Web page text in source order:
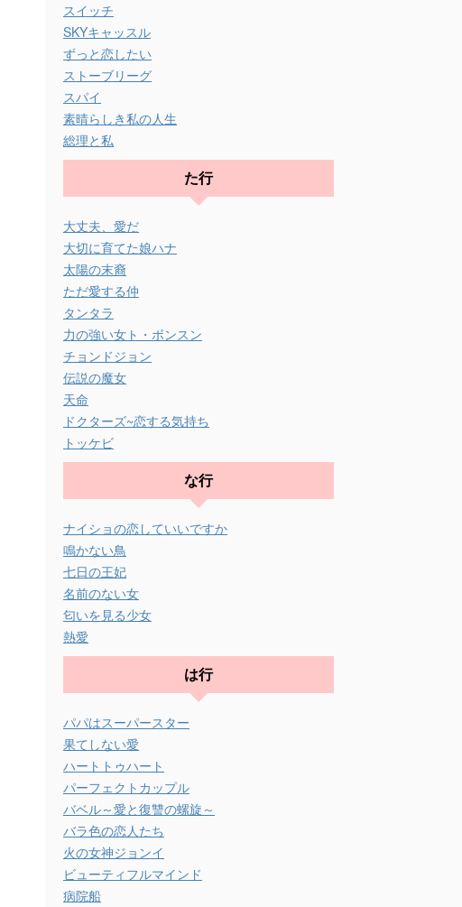
スイッチ
SKYキャッスル
ずっと恋したい
ストーブリーグ
スパイ
素晴らしき私の人生
総理と私
た行
大丈夫、愛だ
大切に育てた娘ハナ
太陽の末裔
ただ愛する仲
タンタラ
力の強い女ト・ボンスン
チョンドジョン
伝説の魔女
天命
ドクターズ~恋する気持ち
トッケビ
な行
ナイショの恋していいですか
鳴かない鳥
七日の王妃
名前のない女
匂いを見る少女
熱愛
は行
パパはスーパースター
果てしない愛
ハートトゥハート
パーフェクトカップル
バベル～愛と復讐の螺旋～
バラ色の恋人たち
火の女神ジョンイ
ビューティフルマインド
病院船